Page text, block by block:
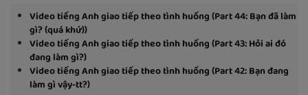
Video tiếng Anh giao tiếp theo tình huống (Part 44: Bạn đã làm
gì? (quá khứ))
Video tiếng Anh giao tiếp theo tình huống (Part 43: Hỏi ai đó
đang làm gì?)
Video tiếng Anh giao tiếp theo tình huống (Part 42: Bạn đang
làm gì vậy-tt?)